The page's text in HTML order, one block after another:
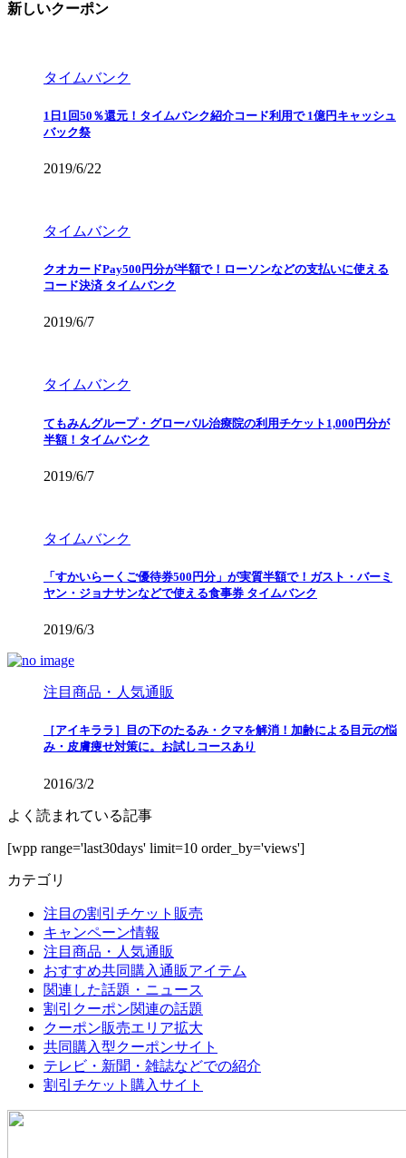
新しいクーポン
タイムバンク
1日1回50％還元！タイムバンク紹介コード利用で 1億円キャッシュ
バック祭
2019/6/22
タイムバンク
クオカードPay500円分が半額で！ローソンなどの支払いに使える
コード決済 タイムバンク
2019/6/7
タイムバンク
てもみんグループ・グローバル治療院の利用チケット1,000円分が
半額！タイムバンク
2019/6/7
タイムバンク
「すかいらーくご優待券500円分」が実質半額で！ガスト・バーミ
ヤン・ジョナサンなどで使える食事券 タイムバンク
2019/6/3
注目商品・人気通販
［アイキララ］目の下のたるみ・クマを解消！加齢による目元の悩
み・皮膚痩せ対策に。お試しコースあり
2016/3/2
よく読まれている記事
[wpp range='last30days' limit=10 order_by='views']
カテゴリ
注目の割引チケット販売
キャンペーン情報
注目商品・人気通販
おすすめ共同購入通販アイテム
関連した話題・ニュース
割引クーポン関連の話題
クーポン販売エリア拡大
共同購入型クーポンサイト
テレビ・新聞・雑誌などでの紹介
割引チケット購入サイト